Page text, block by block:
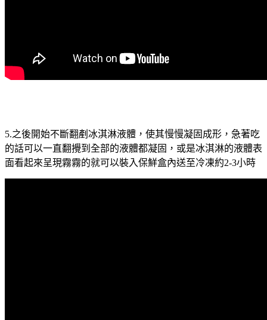
5.之後開始不斷翻剷冰淇淋液體，使其慢慢凝固成形，急著吃
的話可以一直翻攪到全部的液體都凝固，或是冰淇淋的液體表
面看起來呈現霧霧的就可以裝入保鮮盒內送至冷凍約2-3小時